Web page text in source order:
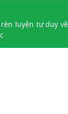
luyện tư duy về